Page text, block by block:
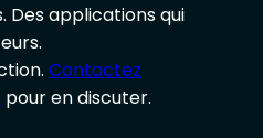
Des applications qui
Contactez
pour en discuter.